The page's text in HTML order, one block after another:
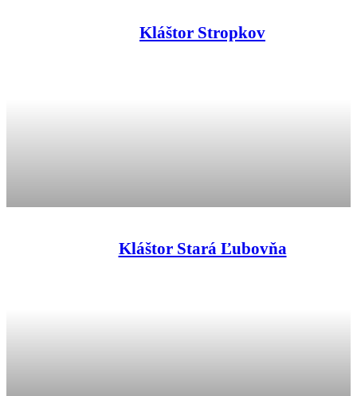
Kláštor Stropkov
Kláštor Stará Ľubovňa